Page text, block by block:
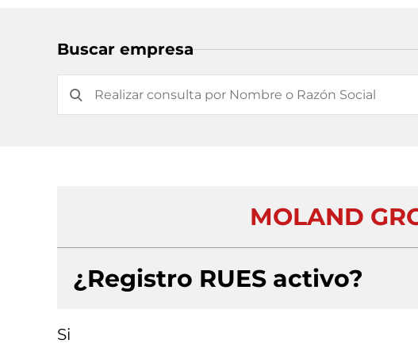
Buscar empresa
MOLAND
¿Registro RUES activo?
Si